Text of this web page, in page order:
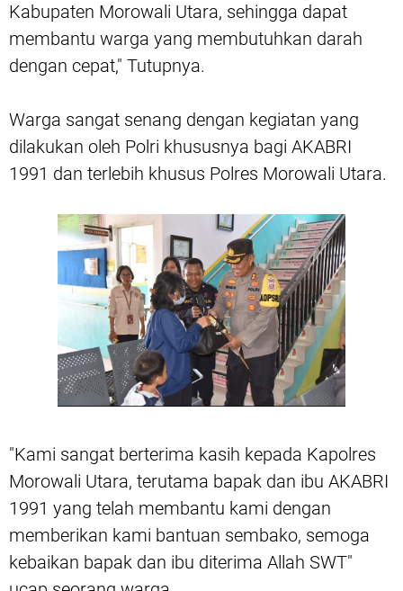
Kabupaten Morowali Utara, sehingga dapat
membantu warga yang membutuhkan darah
dengan cepat," Tutupnya.
Warga sangat senang dengan kegiatan yang
dilakukan oleh Polri khususnya bagi AKABRI
1991 dan terlebih khusus Polres Morowali Utara.
"Kami sangat berterima kasih kepada Kapolres
Morowali Utara, terutama bapak dan ibu AKABRI
1991 yang telah membantu kami dengan
memberikan kami bantuan sembako, semoga
kebaikan bapak dan ibu diterima Allah SWT"